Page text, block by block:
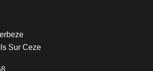
Sur Ceze